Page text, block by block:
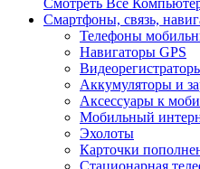
Смотреть Все
Смартфоны, связь,
Телефоны
Навигаторы GPS
Аккумуляторы и
Аксессуары к
Мобильный
Эхолоты
Карточки
Стационарная